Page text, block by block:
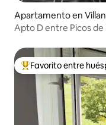
Apartamento en
Apto D entre Picos de
Favorito entre
Favorito entre